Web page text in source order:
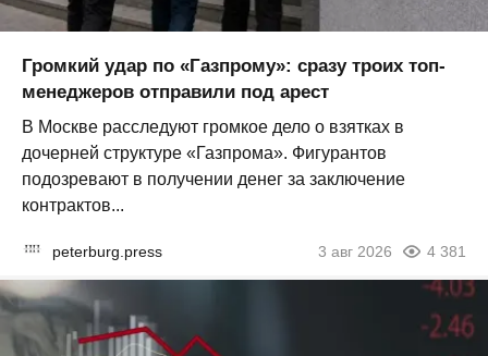
Громкий удар по «Газпрому»: сразу троих топ-
менеджеров отправили под арест
В Москве расследуют громкое дело о взятках в
дочерней структуре «Газпрома». Фигурантов
подозревают в получении денег за заключение
контрактов...
peterburg.press 3 авг 2026 4 381